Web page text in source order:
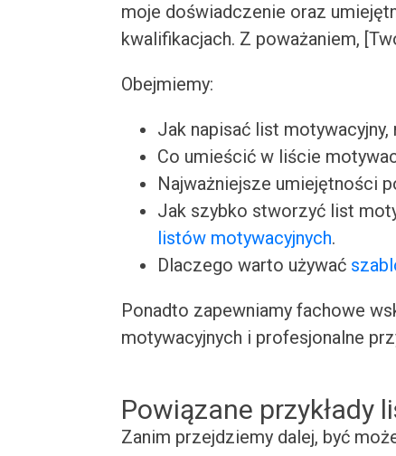
moje doświadczenie oraz
kwalifikacjach. Z poważaniem,
Obejmiemy:
Jak napisać list
Co umieścić w liście
Najważniejsze umiejętności
Jak szybko stworzyć list
listów motywacyjnych.
Dlaczego warto używać
Ponadto zapewniamy fachowe
motywacyjnych i profesjonalne
Powiązane przykłady
Zanim przejdziemy dalej, być